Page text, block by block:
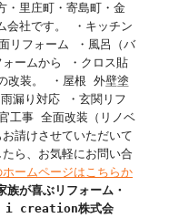
・里庄町・寄島町・金
会社です。 ・キッチン
リフォーム ・風呂（バ
ームから ・クロス貼
改装。 ・屋根 外壁塗
漏り対応 ・玄関リフ
工事 全面改装（リノベ
請けさせていただいて
ら、お気軽にお問い合
ームページはこちらか
族が喜ぶリフォーム・
i creation株式会